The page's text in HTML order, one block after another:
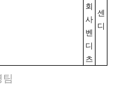
회
사
벤
디
츠
센
디